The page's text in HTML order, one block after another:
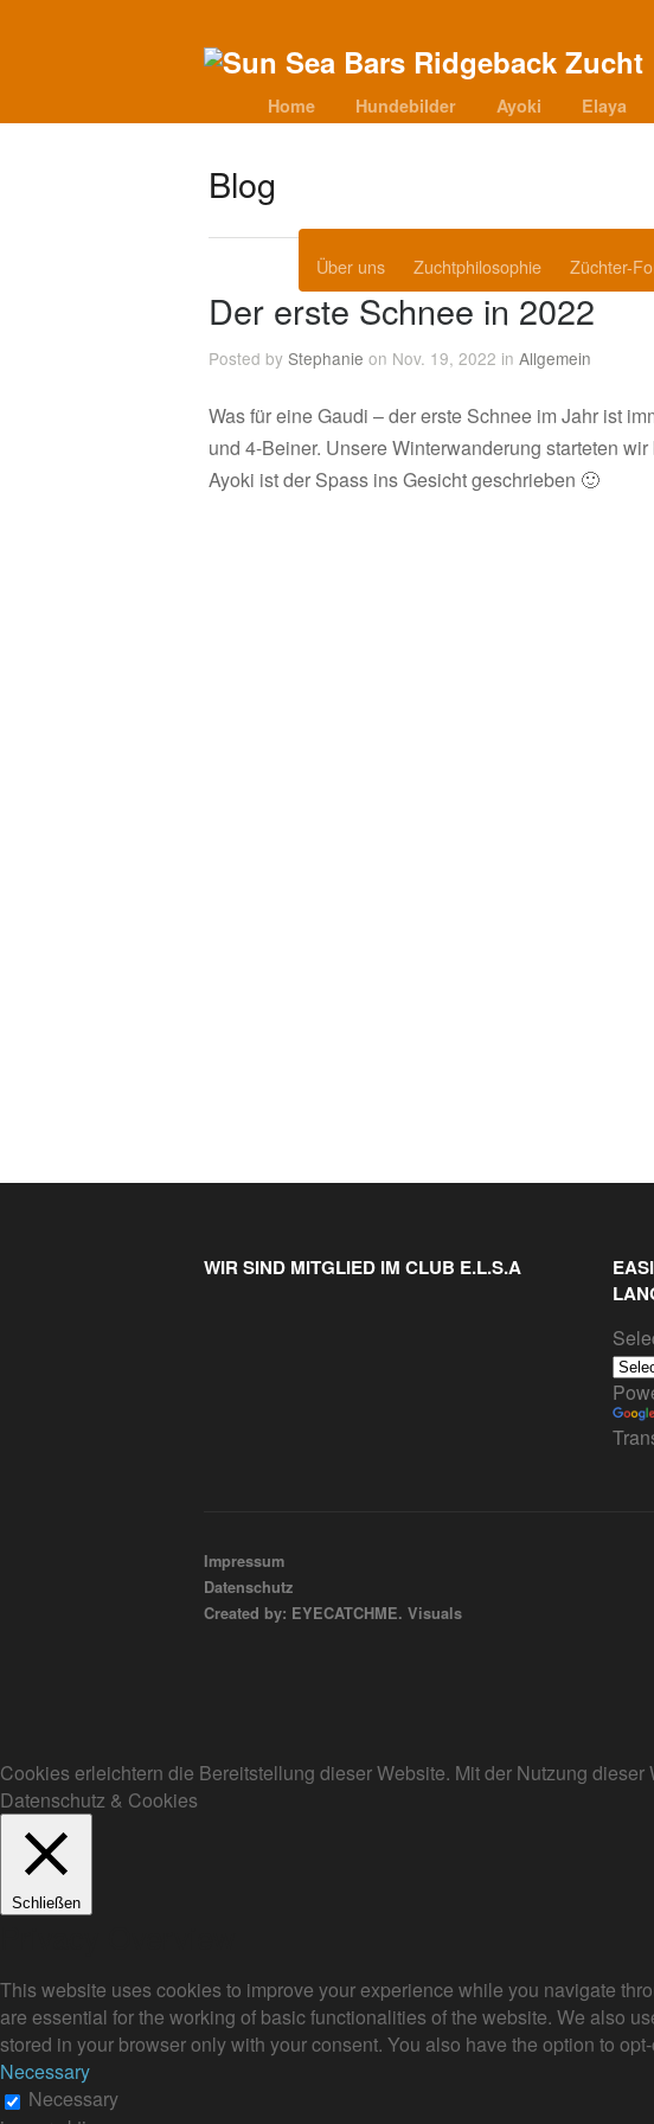
Home Hundebilder Ayoki Elaya
Über uns Zuchtphilosophie Züchter-
Blog
Der erste Schnee in 2022
Posted by Stephanie on Nov. 19, 2022 in Allgemein
Was für eine Gaudi – der erste Schnee im Jahr ist
und 4-Beiner. Unsere Winterwanderung starteten
Ayoki ist der Spass ins Gesicht geschrieben 🙂
WIR SIND MITGLIED IM CLUB E.L.S.A
Impressum
Datenschutz
Created by: EYECATCHME. Visuals
Cookies erleichtern die Bereitstellung dieser Website. Mit der Nutzung
Datenschutz & Cookies
Schließen
This website uses cookies to improve your experience while you navigate
are essential for the working of basic functionalities of the website. We also
stored in your browser only with your consent. You also have the option to
Necessary
Necessary